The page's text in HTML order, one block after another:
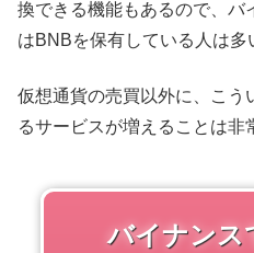
換できる機能もあるので、バ
はBNBを保有している人は多
仮想通貨の売買以外に、こう
るサービスが増えることは非
バイナンス